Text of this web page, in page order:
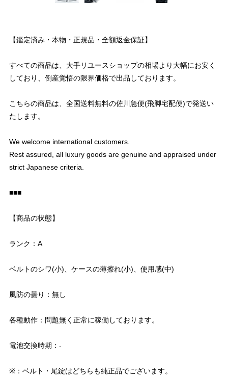
【鑑定済み・本物・正規品・全額返金保証】
すべての商品は、大手リユースショップの相場より大幅にお安く
しており、倒産覚悟の限界価格で出品しております。
こちらの商品は、全国送料無料の佐川急便(飛脚宅配便)で発送い
たします。
We welcome international customers.
Rest assured, all luxury goods are genuine and appraised under
strict Japanese criteria.
■■■
【商品の状態】
ランク：A
ベルトのシワ(小)、ケースの薄擦れ(小)、使用感(中)
風防の曇り：無し
各種動作：問題無く正常に稼働しております。
電池交換時期：-
※：ベルト・尾錠はどちらも純正品でございます。